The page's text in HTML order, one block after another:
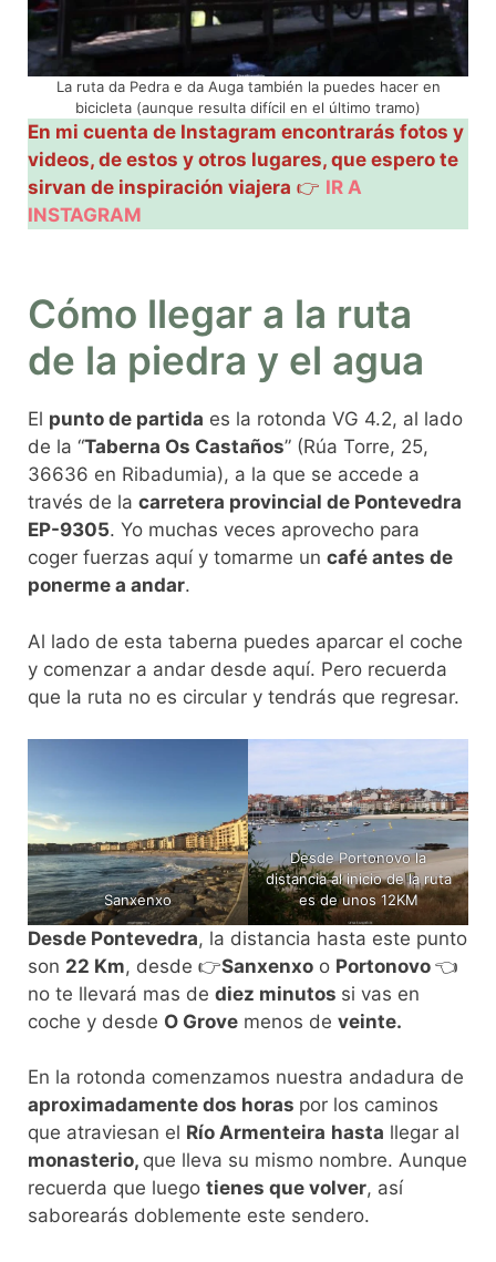
La ruta da Pedra e da Auga también la puedes hacer en
bicicleta (aunque resulta difícil en el último tramo)
En mi cuenta de Instagram encontrarás fotos y
videos, de estos y otros lugares, que espero te
sirvan de inspiración viajera 👉 IR A
INSTAGRAM
Cómo llegar a la ruta
de la piedra y el agua
El punto de partida es la rotonda VG 4.2, al lado
de la “Taberna Os Castaños” (Rúa Torre, 25,
36636 en Ribadumia), a la que se accede a
través de la carretera provincial de Pontevedra
EP-9305. Yo muchas veces aprovecho para
coger fuerzas aquí y tomarme un café antes de
ponerme a andar.
Al lado de esta taberna puedes aparcar el coche
y comenzar a andar desde aquí. Pero recuerda
que la ruta no es circular y tendrás que regresar.
Sanxenxo
Desde Portonovo la
distancia al inicio de la ruta
es de unos 12KM
Desde Pontevedra, la distancia hasta este punto
son 22 Km, desde 👉Sanxenxo o Portonovo 👈
no te llevará mas de diez minutos si vas en
coche y desde O Grove menos de veinte.
En la rotonda comenzamos nuestra andadura de
aproximadamente dos horas por los caminos
que atraviesan el Río Armenteira hasta llegar al
monasterio, que lleva su mismo nombre. Aunque
recuerda que luego tienes que volver, así
saborearás doblemente este sendero.